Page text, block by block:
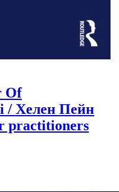
Of
/ Хелен Пейн
practitioners